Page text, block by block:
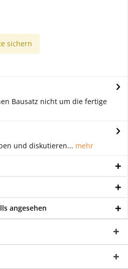
sichern
Bausatz nicht um die fertige
und diskutieren... mehr
angesehen